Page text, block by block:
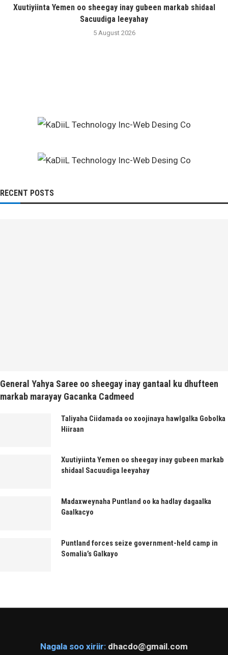
Xuutiyiinta Yemen oo sheegay inay gubeen markab shidaal
Sacuudiga leeyahay
5 August 2026
RECENT POSTS
General Yahya Saree oo sheegay inay gantaal ku dhufteen
markab marayay Gacanka Cadmeed
Taliyaha Ciidamada oo xoojinaya hawlgalka Gobolka
Hiiraan
Xuutiyiinta Yemen oo sheegay inay gubeen markab
shidaal Sacuudiga leeyahay
Madaxweynaha Puntland oo ka hadlay dagaalka
Gaalkacyo
Puntland forces seize government-held camp in
Somalia’s Galkayo
Nagala soo xiriir: dhacdo@gmail.com